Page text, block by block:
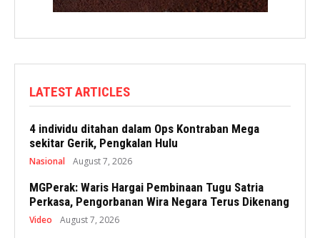
LATEST ARTICLES
4 individu ditahan dalam Ops Kontraban Mega
sekitar Gerik, Pengkalan Hulu
Nasional August 7, 2026
MGPerak: Waris Hargai Pembinaan Tugu Satria
Perkasa, Pengorbanan Wira Negara Terus Dikenang
Video August 7, 2026